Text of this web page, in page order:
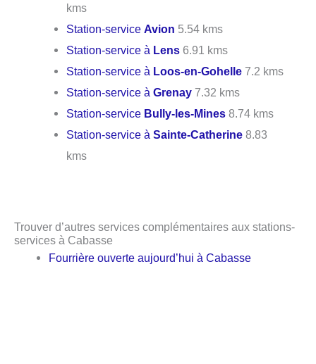
kms
Station-service Avion 5.54 kms
Station-service à Lens 6.91 kms
Station-service à Loos-en-Gohelle 7.2 kms
Station-service àGrenay 7.32 kms
Station-service Bully-les-Mines 8.74 kms
Station-service àSainte-Catherine 8.83
kms
Trouver d’autres services complémentaires aux stations-
services à Cabasse
Fourrière ouverte aujourd’hui à Cabasse